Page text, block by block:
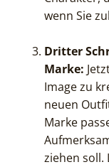
wenn Sie
Dritter
Marke:
Image zu
neuen
Marke
ziehen soll.